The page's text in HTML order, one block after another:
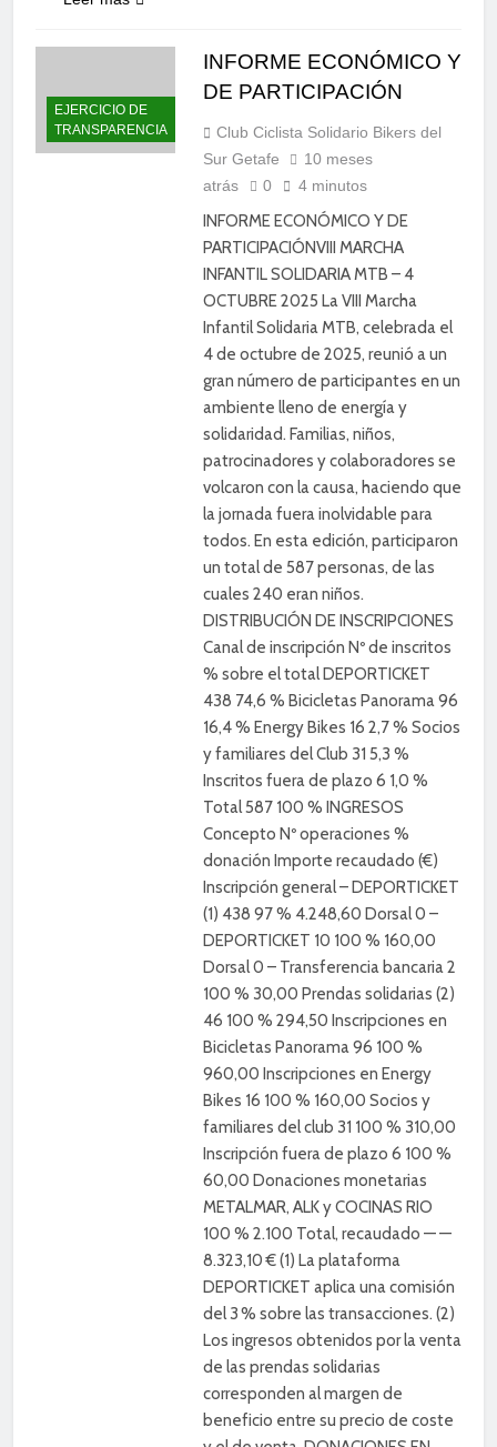
EJERCICIO DE
TRANSPARENCIA
INFORME ECONÓMICO Y
DE PARTICIPACIÓN
Club Ciclista Solidario Bikers del
Sur Getafe
10 meses
atrás
0 4 minutos
INFORME ECONÓMICO Y DE
PARTICIPACIÓNVIII MARCHA
INFANTIL SOLIDARIA MTB – 4
OCTUBRE 2025 La VIII Marcha
Infantil Solidaria MTB, celebrada el
4 de octubre de 2025, reunió a un
gran número de participantes en un
ambiente lleno de energía y
solidaridad. Familias, niños,
patrocinadores y colaboradores se
volcaron con la causa, haciendo que
la jornada fuera inolvidable para
todos. En esta edición, participaron
un total de 587 personas, de las
cuales 240 eran niños.
DISTRIBUCIÓN DE INSCRIPCIONES
Canal de inscripción Nº de inscritos
% sobre el total DEPORTICKET
438 74,6 % Bicicletas Panorama 96
16,4 % Energy Bikes 16 2,7 % Socios
y familiares del Club 31 5,3 %
Inscritos fuera de plazo 6 1,0 %
Total 587 100 % INGRESOS
Concepto Nº operaciones %
donación Importe recaudado (€)
Inscripción general – DEPORTICKET
(1) 438 97 % 4.248,60 Dorsal 0 –
DEPORTICKET 10 100 % 160,00
Dorsal 0 – Transferencia bancaria 2
100 % 30,00 Prendas solidarias (2)
46 100 % 294,50 Inscripciones en
Bicicletas Panorama 96 100 %
960,00 Inscripciones en Energy
Bikes 16 100 % 160,00 Socios y
familiares del club 31 100 % 310,00
Inscripción fuera de plazo 6 100 %
60,00 Donaciones monetarias
METALMAR, ALK y COCINAS RIO
100 % 2.100 Total, recaudado — —
8.323,10 € (1) La plataforma
DEPORTICKET aplica una comisión
del 3 % sobre las transacciones. (2)
Los ingresos obtenidos por la venta
de las prendas solidarias
corresponden al margen de
beneficio entre su precio de coste